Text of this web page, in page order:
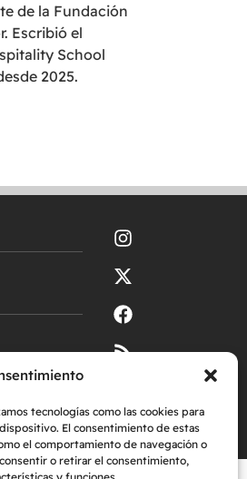
tecnologías como las cookies para
El consentimiento de estas
el comportamiento de navegación o
o retirar el consentimiento,
de la Fundación
Escribió el
School
2025.